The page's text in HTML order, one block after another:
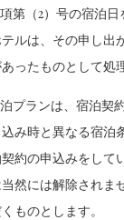
第（2）号の宿泊
ルは、その申し出
ったものとして処
プランは、宿泊契
み時と異なる宿泊
約の申込みをして
然には解除されま
ものとします。